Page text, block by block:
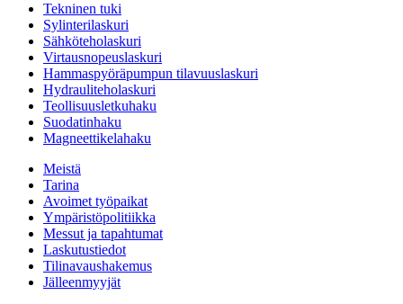
Tekninen tuki
Sylinterilaskuri
Sähköteholaskuri
Virtausnopeuslaskuri
Hammaspyöräpumpun tilavuuslaskuri
Hydrauliteholaskuri
Teollisuusletkuhaku
Suodatinhaku
Magneettikelahaku
Meistä
Tarina
Avoimet työpaikat
Ympäristöpolitiikka
Messut ja tapahtumat
Laskutustiedot
Tilinavaushakemus
Jälleenmyyjät